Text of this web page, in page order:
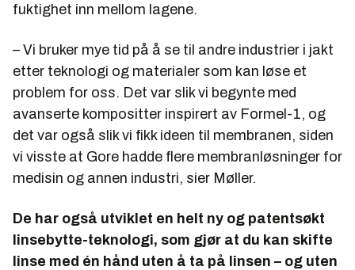
fuktighet inn mellom lagene.
– Vi bruker mye tid på å se til andre industrier i jakt
etter teknologi og materialer som kan løse et
problem for oss. Det var slik vi begynte med
avanserte kompositter inspirert av Formel-1, og
det var også slik vi fikk ideen til membranen, siden
vi visste at Gore hadde flere membranløsninger for
medisin og annen industri, sier Møller.
De har også utviklet en helt ny og patentsøkt
linsebytte-teknologi, som gjør at du kan skifte
linse med én hånd uten å ta på linsen – og uten